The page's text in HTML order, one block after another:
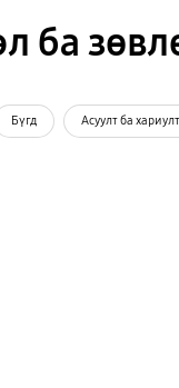
ба
Бүгд Асуулт ба хариулт